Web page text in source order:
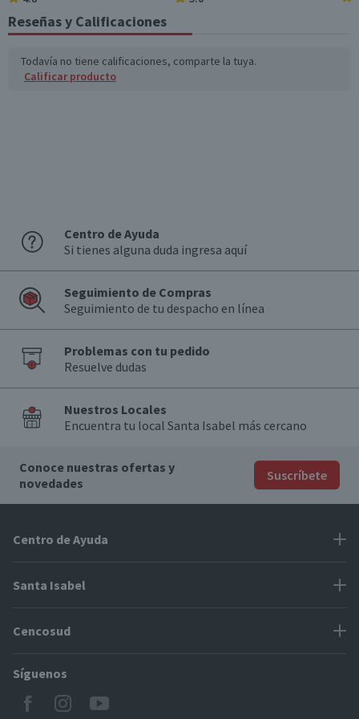
Reseñas y Calificaciones
Todavía no tiene calificaciones, comparte la tuya.
Calificar producto
Centro de Ayuda
Si tienes alguna duda ingresa aquí
Seguimiento de Compras
Seguimiento de tu despacho en línea
Problemas con tu pedido
Resuelve dudas
Nuestros Locales
Encuentra tu local Santa Isabel más cercano
Conoce nuestras ofertas y
novedades
Suscríbete
Centro de Ayuda
Problemas con tu pedido
Cómo modificar mis datos
Modos de entrega y cobertura
Locales Santa Isabel
Santa Isabel
Proveedores
CyberDay
Cencosud
Paris
Jumbo
Síguenos